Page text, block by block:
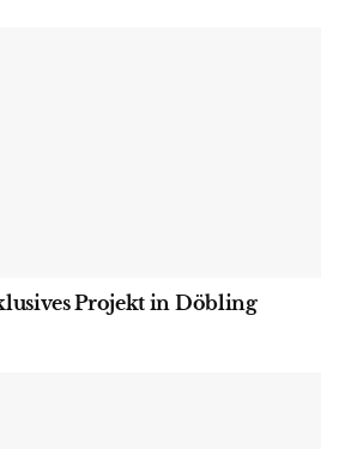
Projekt in Döbling